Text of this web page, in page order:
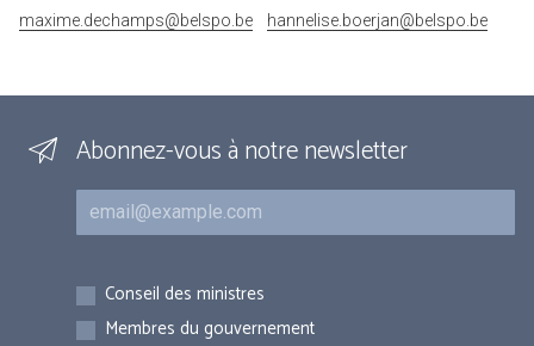
maxime.dechamps@belspo.be
hannelise.boerjan@belspo.be
Abonnez-vous à notre newsletter
Courriel
Inscriptions
Conseil des ministres
Membres du gouvernement